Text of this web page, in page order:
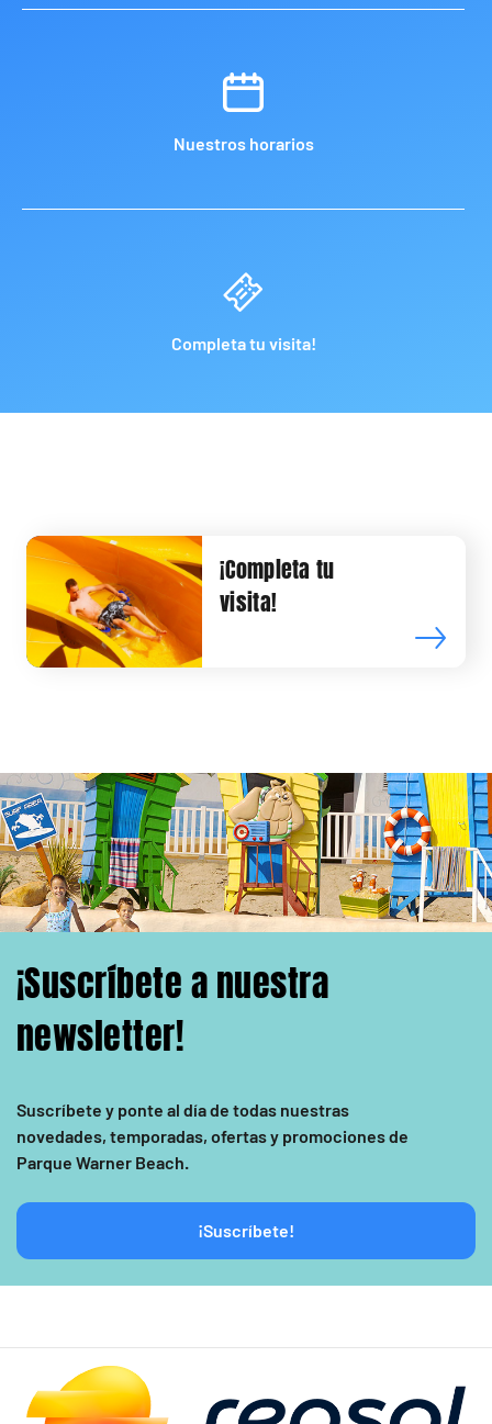
Nuestros horarios
Completa tu visita!
¡Completa tu
visita!
¡Suscríbete a nuestra
newsletter!
Suscríbete y ponte al día de todas nuestras
novedades, temporadas, ofertas y promociones de
Parque Warner Beach.
¡Suscríbete!